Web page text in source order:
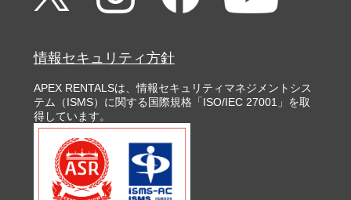
情報セキュリティ方針
APEX RENTALSは、情報セキュリティマネジメントシス
テム（ISMS）に関する国際規格「ISO/IEC 27001」を取
得しています。